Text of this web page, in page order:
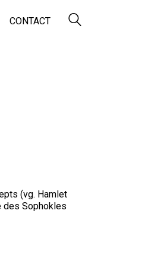
CONTACT
(vg. Hamlet
des Sophokles